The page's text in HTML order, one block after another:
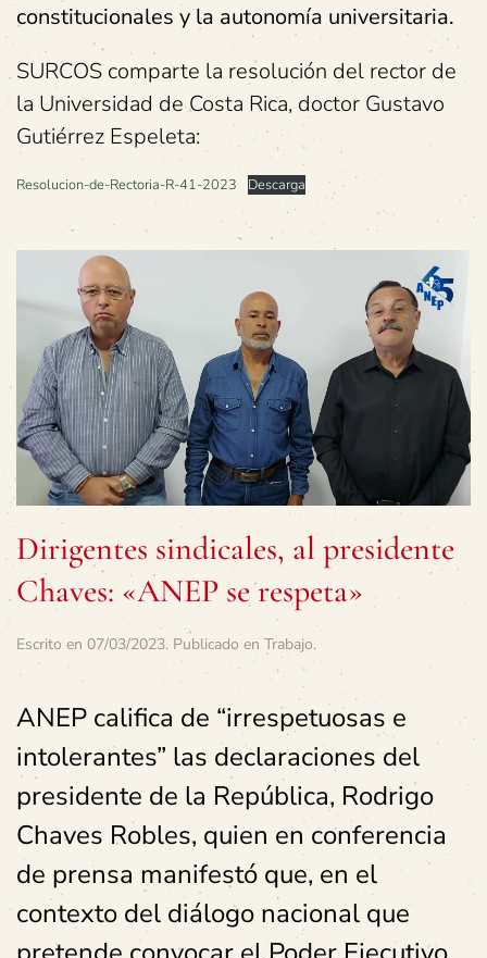
constitucionales y la autonomía universitaria.
SURCOS comparte la resolución del rector de
la Universidad de Costa Rica, doctor Gustavo
Gutiérrez Espeleta:
Resolucion-de-Rectoria-R-41-2023 Descarga
Dirigentes sindicales, al presidente
Chaves: «ANEP se respeta»
Escrito en 07/03/2023. Publicado en Trabajo.
ANEP califica de “irrespetuosas e
intolerantes” las declaraciones del
presidente de la República, Rodrigo
Chaves Robles, quien en conferencia
de prensa manifestó que, en el
contexto del diálogo nacional que